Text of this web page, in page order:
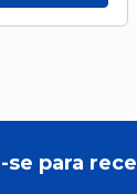
se para